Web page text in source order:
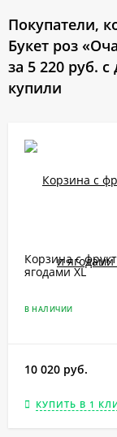
Покупатели,
Букет роз
за 5 220 руб.
купили
Корзина с
ягодами XL
В НАЛИЧИИ
10 020 руб.
КУПИТЬ В 1